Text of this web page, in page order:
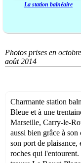
La station balnéaire
Photos prises en
août 2014
Charmante station
Bleue et à une
Marseille, Carry-le-
aussi bien grâce à
son port de plaisance,
roches qui